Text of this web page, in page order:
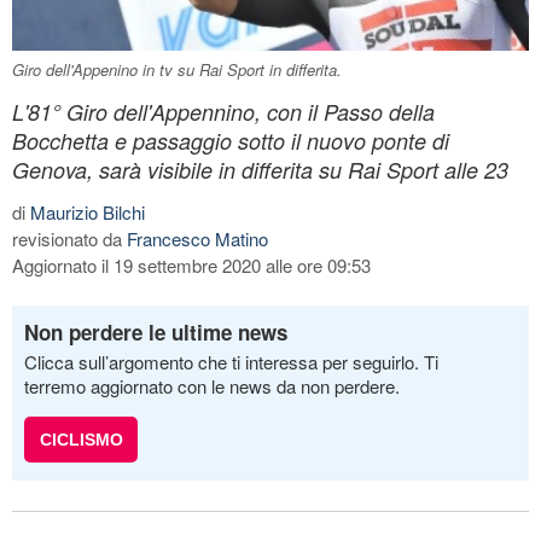
Giro dell'Appenino in tv su Rai Sport in differita.
L'81° Giro dell'Appennino, con il Passo della
Bocchetta e passaggio sotto il nuovo ponte di
Genova, sarà visibile in differita su Rai Sport alle 23
di Maurizio Bilchi
revisionato da Francesco Matino
Aggiornato il 19 settembre 2020 alle ore 09:53
Non perdere le ultime news
Clicca sull’argomento che ti interessa per seguirlo. Ti
terremo aggiornato con le news da non perdere.
CICLISMO